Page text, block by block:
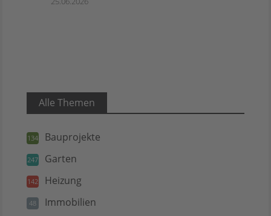
Alle Themen
134 Bauprojekte
247 Garten
142 Heizung
48 Immobilien